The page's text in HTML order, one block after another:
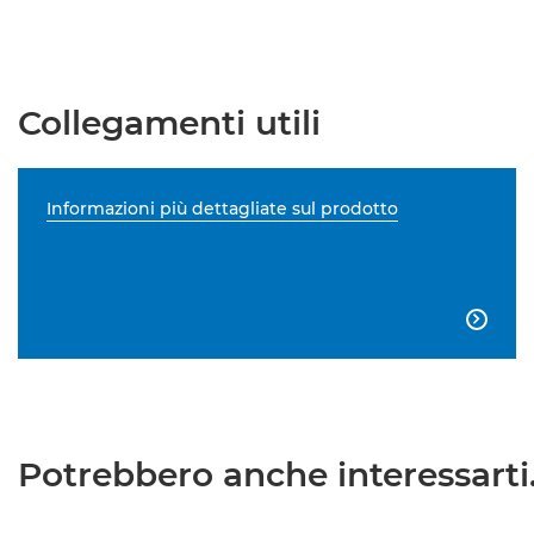
Collegamenti utili
Informazioni più dettagliate sul prodotto

Potrebbero anche